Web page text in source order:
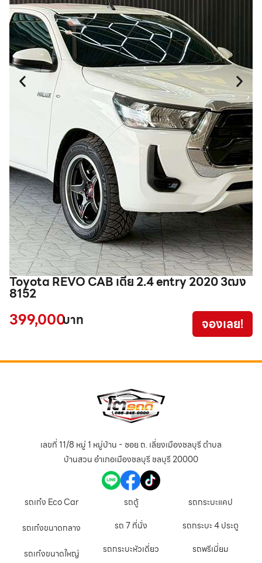
Toyota REVO CAB เตี้ย 2.4 entry 2020 3ฒง
8152
399,000บาท จองเลย!
เลขที่ 11/8 หมู่ 1 หมู่บ้าน - ซอย ถ. เลี่ยงเมืองชลบุรี ตำบล
บ้านสวน อำเภอเมืองชลบุรี ชลบุรี 20000
รถเก๋ง Eco Car
รถเก๋งขนาดกลาง
รถเก๋งขนาดใหญ่
รถตู้
รถ 7 ที่นั่ง
รถกระบะหัวเดี่ยว
รถกระบะแคป
รถกระบะ 4 ประตู
รถพรีเมี่ยม